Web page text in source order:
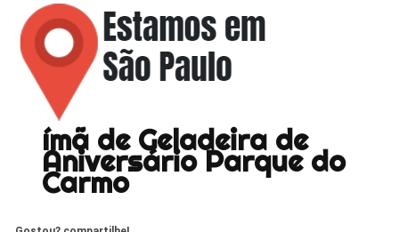
ímã de Geladeira de
Aniversário Parque do
Carmo